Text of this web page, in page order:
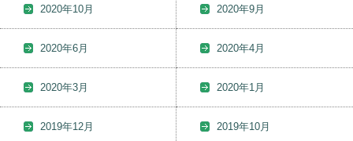
2020年10月 2020年9月
2020年6月 2020年4月
2020年3月 2020年1月
2019年12月 2019年10月